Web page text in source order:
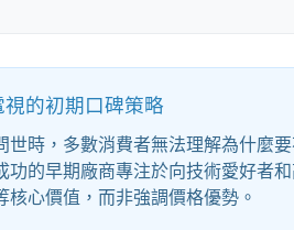
的初期口碑策略
世時，多數消費者無法理解為什麼
功的早期廠商專注於向技術愛好者
核心價值，而非強調價格優勢。